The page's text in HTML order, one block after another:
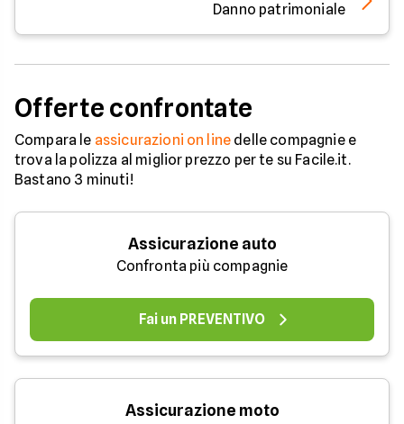
Danno patrimoniale
Offerte confrontate
Compara le assicurazioni on line delle compagnie e
trova la polizza al miglior prezzo per te su Facile.it.
Bastano 3 minuti!
Assicurazione auto
Confronta più compagnie
Fai un PREVENTIVO
Assicurazione moto